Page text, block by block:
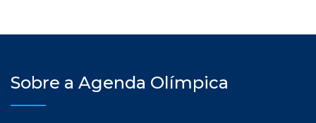
Sobre a Agenda Olímpica